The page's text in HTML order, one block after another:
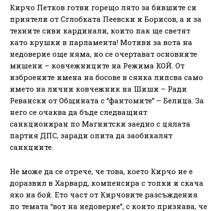
Кирчо Петков готви горещо лято за бившите си
приятели от Сглобката Пеевски и Борисов, а и за
техните сиви кардинали, които пак ще светят
като крушки в парламента! Мотиви за вота на
недоверие още няма, но се очертават основните
мишени – ковчежниците на Режима КОЙ. От
изброените имена на босове в сянка липсва само
името на лични ковчежник на Шиши – Ради
Ревански от Общината с “фантомите” – Белица. За
него се очаква да бъде следващият
санкциониран по Магнитски заедно с цялата
партия ДПС, заради опита да заобикалят
санкциите.
Не може да се отрече, че това, което Кирчо не е
доразвил в Харвард, компенсира с топки и скача
яко на бой. Ето част от Кирчовите разсъждения
по темата “вот на недоверие”, с които признава, че